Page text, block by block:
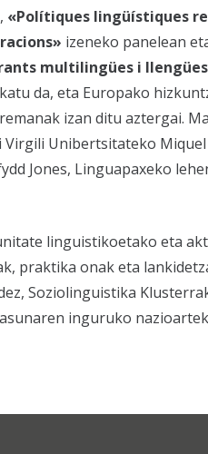
«Polítiques lingüístiques
izeneko panelean
multilingües i llengües
da, eta Europako
izan ditu aztergai.
Unibertsitateko
Jones, Linguapaxeko
linguistikoetako eta
praktika onak eta
Soziolinguistika
inguruko